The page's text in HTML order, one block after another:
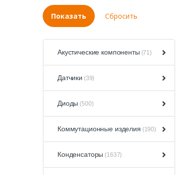
Акустические компоненты (71)
Датчики (39)
Диоды (500)
Коммутационные изделия (190)
Конденсаторы (1637)